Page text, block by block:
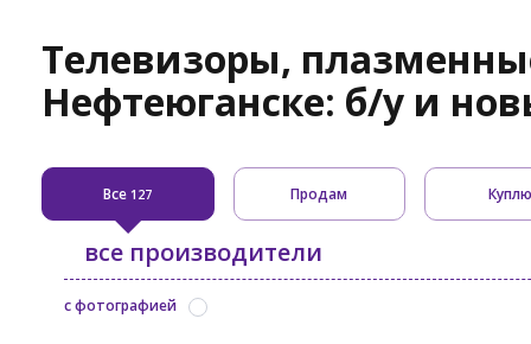
Телевизоры,
Нефтеюганске: б/у и
Все 127 Продам
все производители
с фотографией